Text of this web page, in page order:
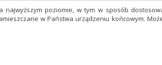
poziomie, w tym w sposób
w Państwa urządzeniu końcowym.